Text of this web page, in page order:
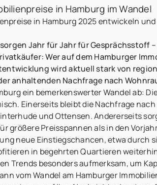
in Hamburg im Wandel
in Hamburg 2025 entwickeln
Jahr für Jahr für Gesprächsstoff
Wer auf dem Hamburger
wird aktuell stark von
anhaltenden Nachfrage nach
ein bemerkenswerter Wandel ab:
Einerseits bleibt die Nachfrage
und Ottensen. Andererseits
größere Preisspannen als in den
neue Einstiegschancen, etwa durch
in begehrten Quartieren
Trends besonders aufmerksam, um
vom Wandel am Hamburger